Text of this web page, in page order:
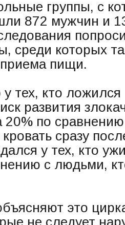
группы, с
872 мужчин и
среди которых
пищи.
тех, кто ложился
развития
по
сразу
у тех, кто
с людьми,
это
не следует